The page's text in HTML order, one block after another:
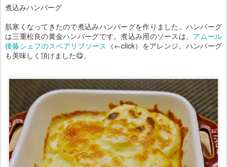
煮込みハンバーグ
肌寒くなってきたので煮込みハンバーグを作りました。ハンバーグ
は三重松良の黄金ハンバーグです。煮込み用のソースは、 アムール
後藤シェフのスペアリブソース （←click）をアレンジ。ハンバーグ
も美味しく頂けました😋。